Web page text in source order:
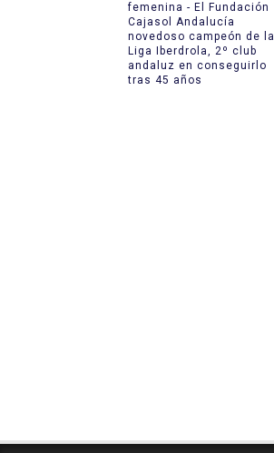
femenina - El Fundación
Cajasol Andalucía
novedoso campeón de la
Liga Iberdrola, 2º club
andaluz en conseguirlo
tras 45 años